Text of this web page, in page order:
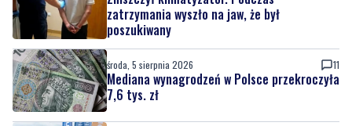
środa, 5 sierpnia 2026
Mediana wynagrodzeń w Polsce przekroczyła
7,6 tys. zł
środa, 5 sierpnia 2026
Największa inwestycja drogowa regionu